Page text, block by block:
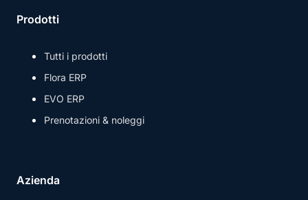
Prodotti
Tutti i prodotti
Flora ERP
EVO ERP
Prenotazioni & noleggi
Azienda